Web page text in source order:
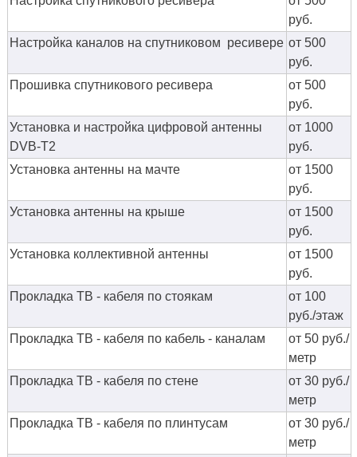
руб.
Настройка каналов на спутниковом ресивере от 500
руб.
Прошивка спутникового ресивера
от 500
руб.
Установка и настройка цифровой антенны
DVB-T2
от 1000
руб.
Установка антенны на мачте
от 1500
руб.
Установка антенны на крыше
от 1500
руб.
Установка коллективной антенны
от 1500
руб.
Прокладка ТВ - кабеля по стоякам
от 100
руб./этаж
Прокладка ТВ - кабеля по кабель - каналам
от 50 руб./
метр
Прокладка ТВ - кабеля по стене
от 30 руб./
метр
Прокладка ТВ - кабеля по плинтусам
от 30 руб./
метр